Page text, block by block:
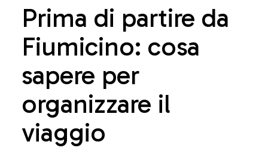
Prima di partire da
Fiumicino: cosa
sapere per
organizzare il
viaggio